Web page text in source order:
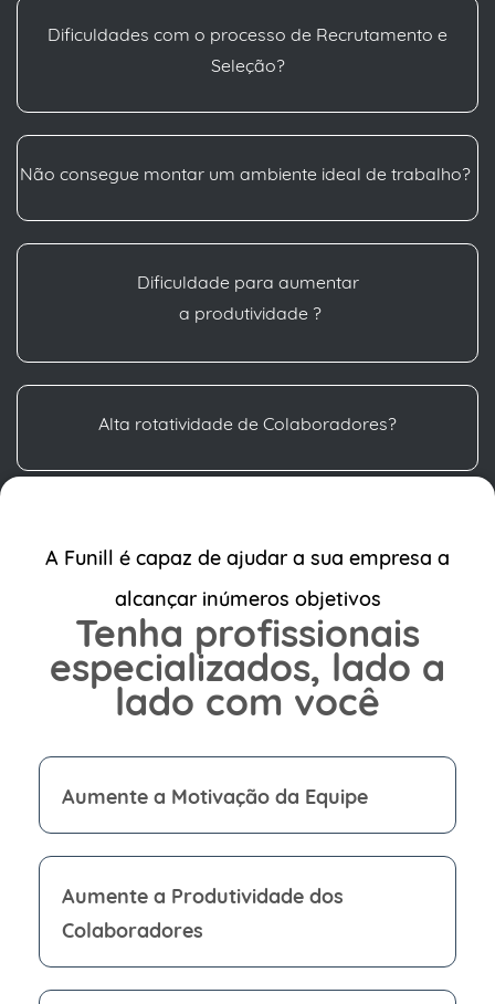
Dificuldades com o processo de Recrutamento e
Seleção?
Não consegue montar um ambiente ideal de trabalho?
Dificuldade para aumentar
a produtividade ?
Alta rotatividade de Colaboradores?
A Funill é capaz de ajudar a sua empresa a
alcançar inúmeros objetivos
Tenha profissionais
especializados, lado a
lado com você
Aumente a Motivação da Equipe
Aumente a Produtividade dos
Colaboradores